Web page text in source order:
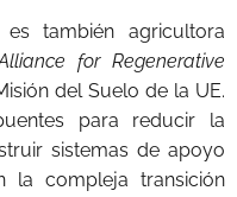
también agricultora
for Regenerative
del Suelo de la UE.
para reducir la
sistemas de apoyo
la compleja transición